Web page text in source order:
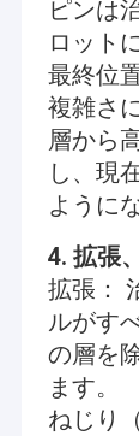
ピンは
ロット
最終位
複雑さ
層から
し、現
ように
4. 拡張
拡張：
ルがす
の層を
ます。
ねじり